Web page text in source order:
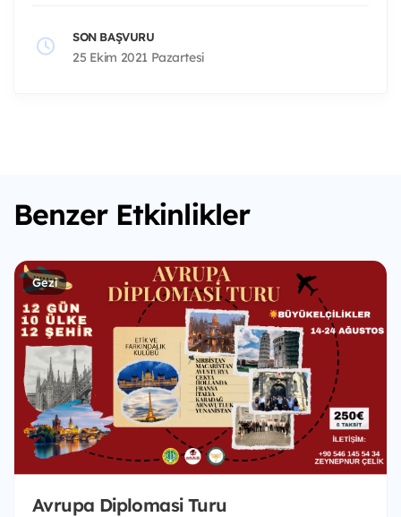
SON BAŞVURU
25 Ekim 2021 Pazartesi
Benzer Etkinlikler
Gezi
Avrupa Diplomasi Turu